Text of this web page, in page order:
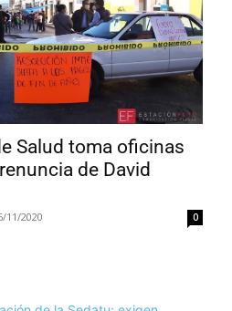
Salud toma oficinas
de David
11/2020 0